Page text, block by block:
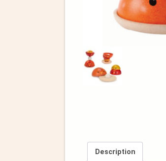
Description